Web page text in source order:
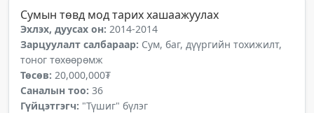
Сумын төвд мод тарих хашаажуулах
Эхлэх, дуусах он: 2014-2014
Зарцуулалт салбараар: Сум, баг, дүүргийн тохижилт,
тоног төхөөрөмж
Төсөв: 20,000,000₮
Саналын тоо: 36
Гүйцэтгэгч: "Түшиг" бүлэг